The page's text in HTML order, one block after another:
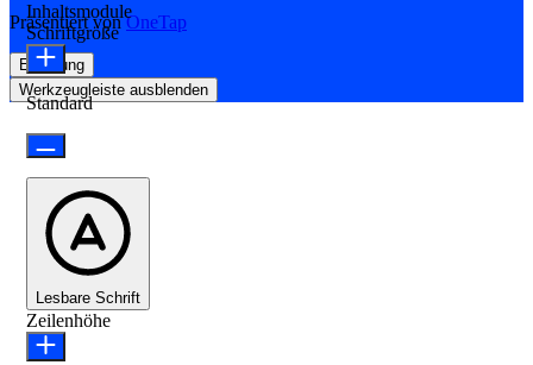
Präsentiert vonOneTap
Erklärung
Werkzeugleiste ausblenden
Inhaltsmodule
Schriftgröße
Standard
Lesbare Schrift
Zeilenhöhe